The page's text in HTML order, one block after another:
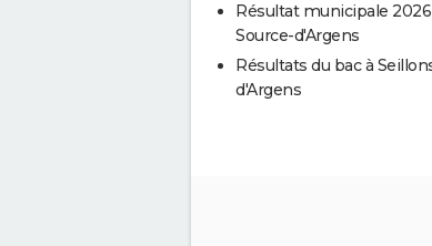
Résultat municipale
Source-d'Argens
Résultats du bac à
d'Argens